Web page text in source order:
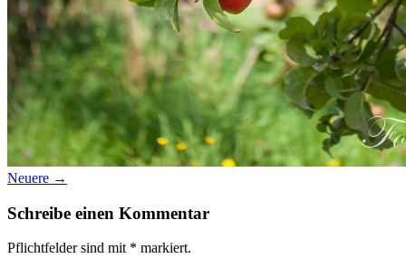
Neuere →
Schreibe einen Kommentar
Pflichtfelder sind mit * markiert.